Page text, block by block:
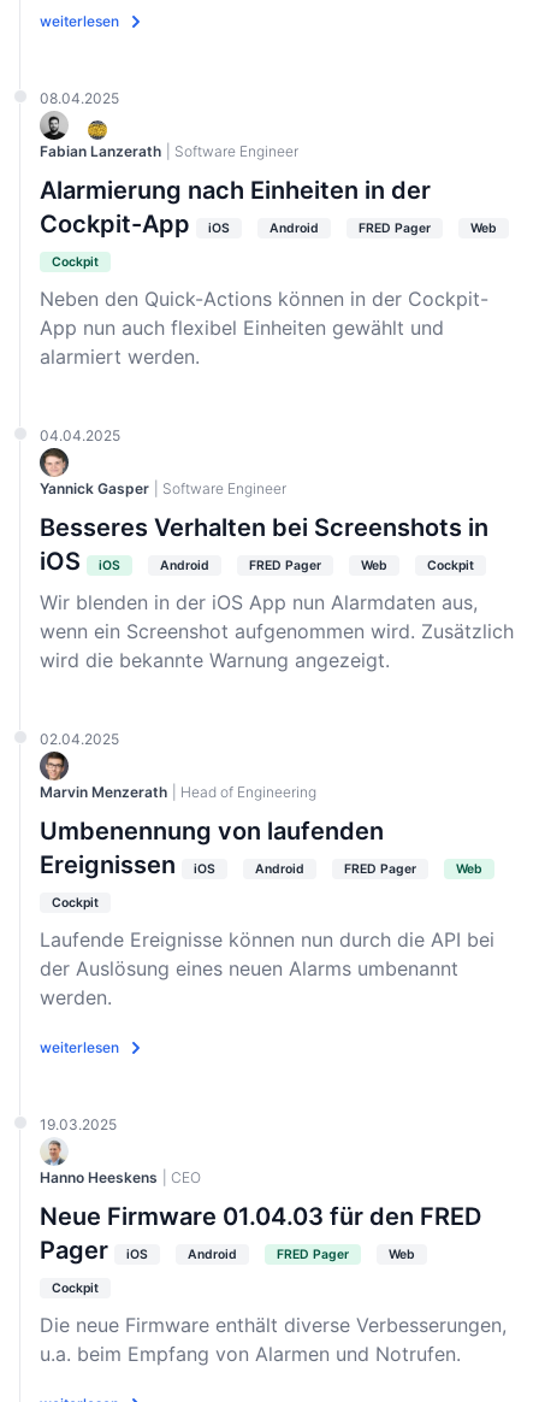
weiterlesen
08.04.2025
Fabian Lanzerath | Software Engineer
Alarmierung nach Einheiten in der
Cockpit-App
iOS Android FRED Pager Web
Cockpit
Neben den Quick-Actions können in der Cockpit-
App nun auch flexibel Einheiten gewählt und
alarmiert werden.
04.04.2025
Yannick Gasper | Software Engineer
Besseres Verhalten bei Screenshots in
iOS
iOS Android FRED Pager Web Cockpit
Wir blenden in der iOS App nun Alarmdaten aus,
wenn ein Screenshot aufgenommen wird. Zusätzlich
wird die bekannte Warnung angezeigt.
02.04.2025
Marvin Menzerath | Head of Engineering
Umbenennung von laufenden
Ereignissen
iOS Android FRED Pager Web
Cockpit
Laufende Ereignisse können nun durch die API bei
der Auslösung eines neuen Alarms umbenannt
werden.
weiterlesen
19.03.2025
Hanno Heeskens | CEO
Neue Firmware 01.04.03 für den FRED
Pager
iOS Android FRED Pager Web
Cockpit
Die neue Firmware enthält diverse Verbesserungen,
u.a. beim Empfang von Alarmen und Notrufen.